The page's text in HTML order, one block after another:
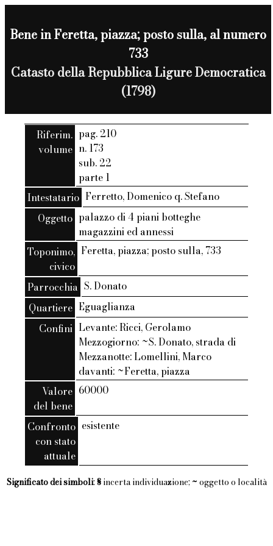
Bene in Feretta, piazza; posto sulla, al numero
733
Catasto della Repubblica Ligure Democratica
(1798)
Riferim.
volume
pag. 210
n. 173
sub. 22
parte 1
Intestatario Ferretto, Domenico q. Stefano
Oggetto palazzo di 4 piani botteghe
magazzini ed annessi
Toponimo,
civico
Feretta, piazza; posto sulla, 733
Parrocchia S. Donato
Quartiere Eguaglianza
Confini Levante: Ricci, Gerolamo
Mezzogiorno: ~S. Donato, strada di
Mezzanotte: Lomellini, Marco
davanti: ~Feretta, piazza
Valore
del bene
60000
Confronto
con stato
attuale
esistente
Significato dei simboli: §incerta individuazione; ~ oggetto o località